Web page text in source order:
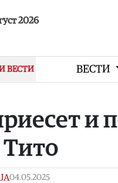
2026
ВЕСТИ ВЕСТИ
и
Тито
04.05.2025